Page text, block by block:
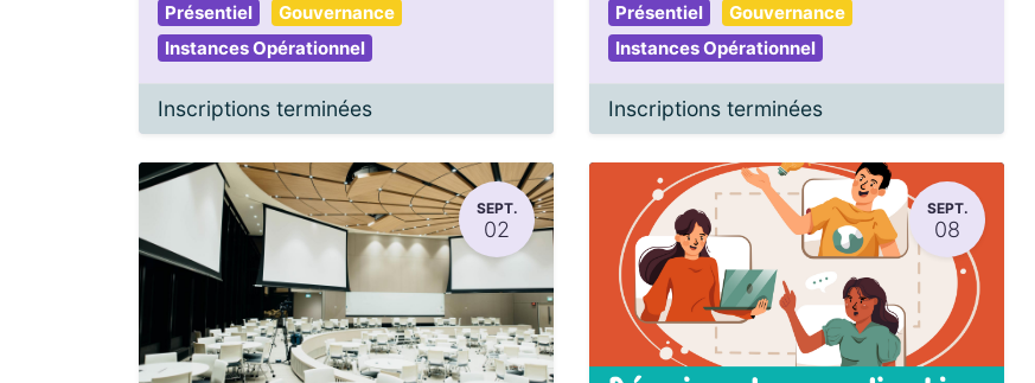
Présentiel
Gouvernance
Instances Opérationnel
Inscriptions terminées
Présentiel
Gouvernance
Instances Opérationnel
Inscriptions terminées
SEPT.
02
SEPT.
08